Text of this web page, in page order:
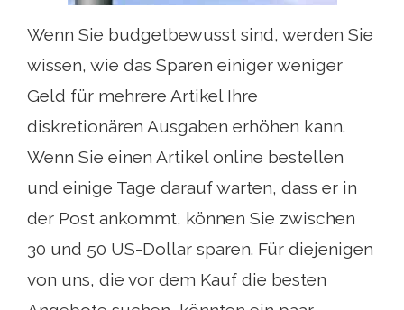
Wenn Sie budgetbewusst sind, werden Sie
wissen, wie das Sparen einiger weniger
Geld für mehrere Artikel Ihre
diskretionären Ausgaben erhöhen kann.
Wenn Sie einen Artikel online bestellen
und einige Tage darauf warten, dass er in
der Post ankommt, können Sie zwischen
30 und 50 US-Dollar sparen. Für diejenigen
von uns, die vor dem Kauf die besten